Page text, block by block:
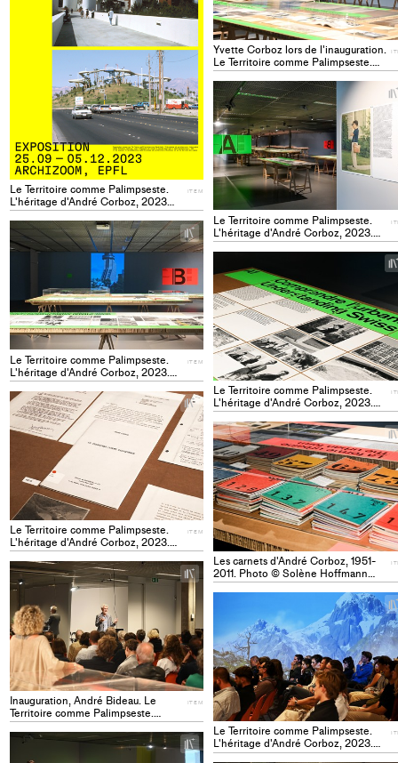
Le Territoire comme Palimpseste.
L'héritage d'André Corboz, 2023
ITEM
ITEM
Yvette Corboz lors de l'inauguration.
Le Territoire comme Palimpseste.
L'héritage d'André Corboz, 2023.
Photo © Solène Hoffmann ITEM
Le Territoire comme Palimpseste.
L'héritage d'André Corboz, 2023.
Photo © Solène Hoffmann ITEM
+
Le Territoire comme Palimpseste.
L'héritage d'André Corboz, 2023.
Photo © Solène Hoffmann ITEM
ITEM
+
Add
project
collections
Le Territoire comme Palimpseste.
L'héritage d'André Corboz, 2023.
Photo © Solène Hoffmann ITEM
+
Le Territoire comme Palimpseste.
L'héritage d'André Corboz, 2023.
Photo © Solène Hoffmann ITEM
ITEM
+
Add
project
to
collections
Les carnets d'André Corboz, 1951-
2011. Photo © Solène Hoffmann
ITEM
+
Inauguration, André Bideau. Le
Territoire comme Palimpseste.
L'héritage d'André Corboz. 2023.
Photo © Solène Hoffmann ITEM
ITEM
+
Add
collections
Le Territoire comme Palimpseste.
L'héritage d'André Corboz, 2023.
Photo © Solène Hoffmann ITEM
+
+
Add